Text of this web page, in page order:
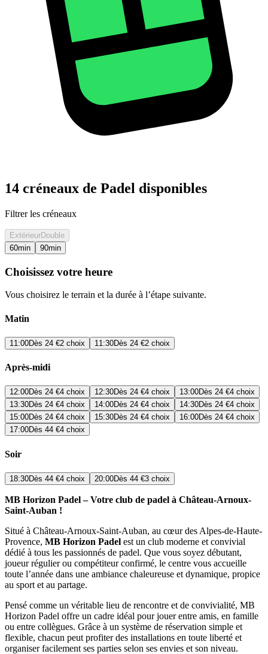
14 créneaux de Padel disponibles
Filtrer les créneaux
ExtérieurDouble
60min 90min
Choisissez votre heure
Vous choisirez le terrain et la durée à l’étape suivante.
Matin
11:00Dès 24 €2 choix 11:30Dès 24 €2 choix
Après-midi
12:00Dès 24 €4 choix 12:30Dès 24 €4 choix 13:00Dès 24 €4 choix
13:30Dès 24 €4 choix 14:00Dès 24 €4 choix 14:30Dès 24 €4 choix
15:00Dès 24 €4 choix 15:30Dès 24 €4 choix 16:00Dès 24 €4 choix
17:00Dès 44 €4 choix
Soir
18:30Dès 44 €4 choix 20:00Dès 44 €3 choix
MB Horizon Padel – Votre club de padel à Château-Arnoux-
Saint-Auban !
Situé à Château-Arnoux-Saint-Auban, au cœur des Alpes-de-Haute-
Provence, MB Horizon Padel est un club moderne et convivial
dédié à tous les passionnés de padel. Que vous soyez débutant,
joueur régulier ou compétiteur confirmé, le centre vous accueille
toute l’année dans une ambiance chaleureuse et dynamique, propice
au sport et au partage.
Pensé comme un véritable lieu de rencontre et de convivialité, MB
Horizon Padel offre un cadre idéal pour jouer entre amis, en famille
ou entre collègues. Grâce à un système de réservation simple et
flexible, chacun peut profiter des installations en toute liberté et
organiser facilement ses parties selon ses envies et son niveau.